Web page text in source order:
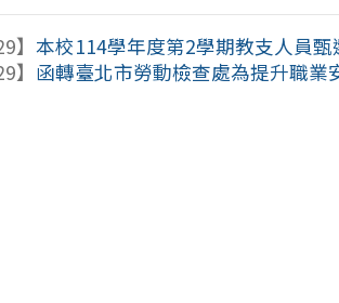
】本校114學年度第2學期教支人員
】 函轉臺北市勞動檢查處為提升職業